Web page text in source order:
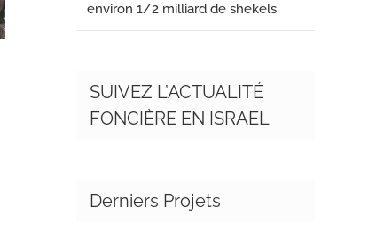
environ 1/2 milliard de shekels
SUIVEZ L’ACTUALITÉ
FONCIÈRE EN ISRAEL
Derniers Projets